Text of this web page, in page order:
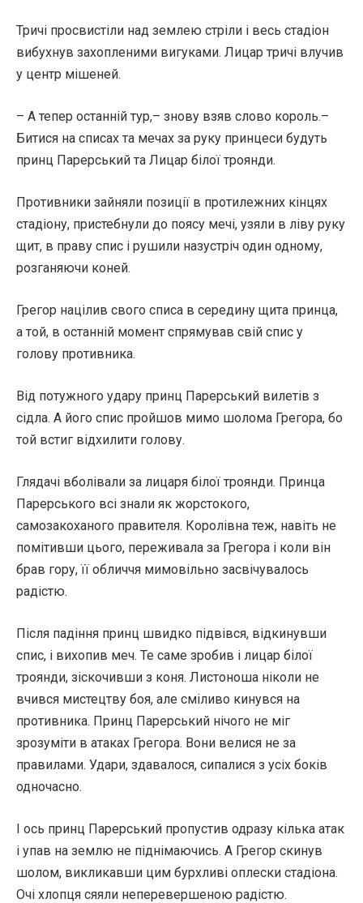
Тричі просвистіли над землею стріли і весь стадіон
вибухнув захопленими вигуками. Лицар тричі влучив
у центр мішеней.
– А тепер останній тур,– знову взяв слово король.–
Битися на списах та мечах за руку принцеси будуть
принц Парерський та Лицар білої троянди.
Противники зайняли позиції в протилежних кінцях
стадіону, пристебнули до поясу мечі, узяли в ліву руку
щит, в праву спис і рушили назустріч один одному,
розганяючи коней.
Грегор націлив свого списа в середину щита принца,
а той, в останній момент спрямував свій спис у
голову противника.
Від потужного удару принц Парерський вилетів з
сідла. А його спис пройшов мимо шолома Грегора, бо
той встиг відхилити голову.
Глядачі вболівали за лицаря білої троянди. Принца
Парерського всі знали як жорстокого,
самозакоханого правителя. Королівна теж, навіть не
помітивши цього, переживала за Грегора і коли він
брав гору, її обличчя мимовільно засвічувалось
радістю.
Після падіння принц швидко підвівся, відкинувши
спис, і вихопив меч. Те саме зробив і лицар білої
троянди, зіскочивши з коня. Листоноша ніколи не
вчився мистецтву боя, але сміливо кинувся на
противника. Принц Парерський нічого не міг
зрозуміти в атаках Грегора. Вони велися не за
правилами. Удари, здавалося, сипалися з усіх боків
одночасно.
І ось принц Парерський пропустив одразу кілька атак
і упав на землю не піднімаючись. А Грегор скинув
шолом, викликавши цим бурхливі оплески стадіона.
Очі хлопця сяяли неперевершеною радістю.